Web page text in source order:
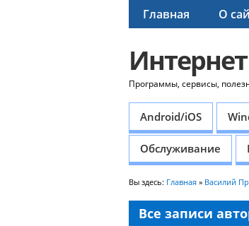
Главная О
Программы, сервисы,
Android/iOS
Обслуживание
Вы здесь: Главная » Василий
Все записи